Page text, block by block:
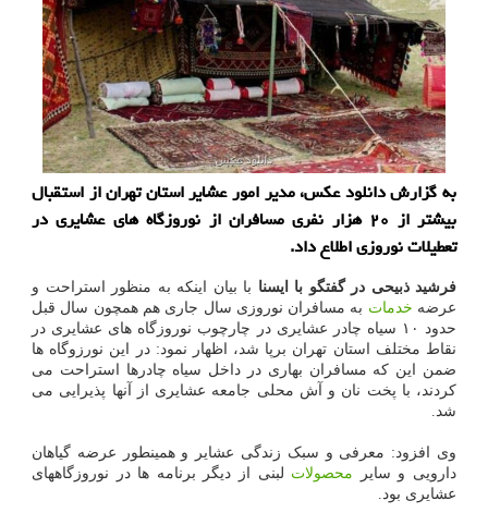
به گزارش دانلود عکس، مدیر امور عشایر استان تهران از استقبال
بیشتر از ۲۰ هزار نفری مسافران از نوروزگاه های عشایری در
تعطیلات نوروزی اطلاع داد.
فرشید ذبیحی در گفتگو با ایسنا با بیان اینکه به منظور استراحت و
عرضه خدمات به مسافران نوروزی سال جاری هم همچون سال قبل
حدود ۱۰ سیاه چادر عشایری در چارچوب نوروزگاه های عشایری در
نقاط مختلف استان تهران برپا شد، اظهار نمود: در این نورزوگاه ها
ضمن این که مسافران بهاری در داخل سیاه چادرها استراحت می
کردند، با پخت نان و آش محلی جامعه عشایری از آنها پذیرایی می
شد.
وی افزود: معرفی و سبک زندگی عشایر و همینطور عرضه گیاهان
دارویی و سایر محصولات لبنی از دیگر برنامه ها در نوروزگاههای
عشایری بود.